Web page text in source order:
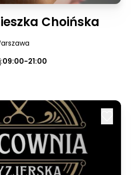
Choińska
09:00-21:00